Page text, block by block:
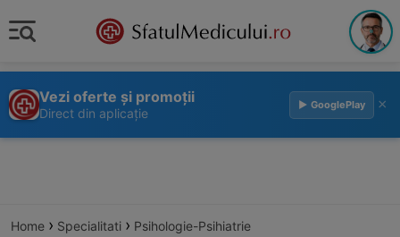
Vezi oferte și promoții
Direct din aplicație
▶ GooglePlay ×
Home › Specialitati › Psihologie-Psihiatrie